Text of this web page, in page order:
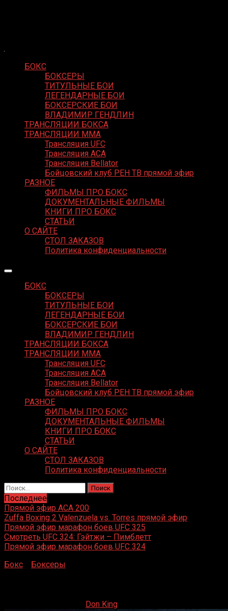
БОКС
БОКСЕРЫ
ТИТУЛЬНЫЕ БОИ
ЛЕГЕНДАРНЫЕ БОИ
БОКСЕРСКИЕ БОИ
ВЛАДИМИР ГЕНДЛИН
ТРАНСЛЯЦИИ БОКСА
ТРАНСЛЯЦИИ MMA
Трансляция UFC
Трансляция ACA
Трансляция Bellator
Бойцовский клуб РЕН ТВ прямой эфир
РАЗНОЕ
ФИЛЬМЫ ПРО БОКС
ДОКУМЕНТАЛЬНЫЕ ФИЛЬМЫ
КНИГИ ПРО БОКС
СТАТЬИ
О САЙТЕ
СТОЛ ЗАКАЗОВ
Политика конфиденциальности
БОКС
БОКСЕРЫ
ТИТУЛЬНЫЕ БОИ
ЛЕГЕНДАРНЫЕ БОИ
БОКСЕРСКИЕ БОИ
ВЛАДИМИР ГЕНДЛИН
ТРАНСЛЯЦИИ БОКСА
ТРАНСЛЯЦИИ MMA
Трансляция UFC
Трансляция ACA
Трансляция Bellator
Бойцовский клуб РЕН ТВ прямой эфир
РАЗНОЕ
ФИЛЬМЫ ПРО БОКС
ДОКУМЕНТАЛЬНЫЕ ФИЛЬМЫ
КНИГИ ПРО БОКС
СТАТЬИ
О САЙТЕ
СТОЛ ЗАКАЗОВ
Политика конфиденциальности
Найти:
Последнее
Прямой эфир ACA 200
Zuffa Boxing 2 Valenzuela vs. Torres прямой эфир
Прямой эфир марафон боев UFC 325
Смотреть UFC 324: Гэйтжи – Пимблетт
Прямой эфир марафон боев UFC 324
Бокс
Боксеры
Don King